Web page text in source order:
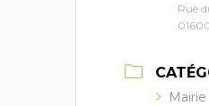
Rue
Mairie